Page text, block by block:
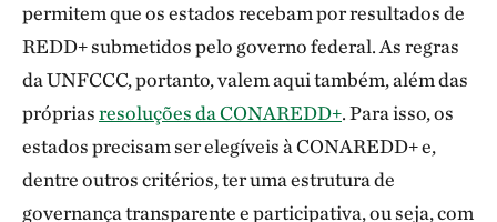
permitem que os estados recebam por resultados de
REDD+ submetidos pelo governo federal. As regras
da UNFCCC, portanto, valem aqui também, além das
própriasresoluções da CONAREDD+. Para isso, os
estados precisam ser elegíveis à CONAREDD+ e,
dentre outros critérios, ter uma estrutura de
governança transparente e participativa, ou seja, com